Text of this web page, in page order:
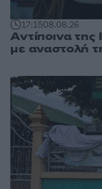
17:1508.08.26
Αντίποινα της
με αναστολή